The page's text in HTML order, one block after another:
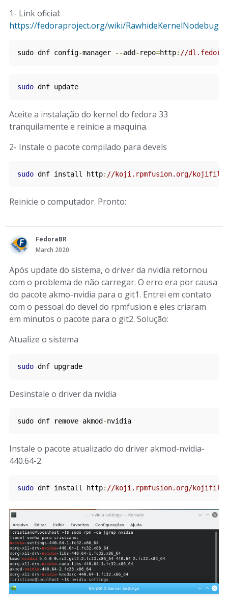
1- Link oficial:
https://fedoraproject.org/wiki/RawhideKernelNodebug
sudo dnf config-manager --add - repo=http: //
sudo dnf update
Aceite a instalação do kernel do fedora 33
tranquilamente e reinicie a maquina.
2- Instale o pacote compilado para devels
sudo dnf install http: //koji.rpmfusion.org/kojifiles/
Reinicie o computador. Pronto:
FedoraBR
March 2020
Após update do sistema, o driver da nvidia retornou
com o problema de não carregar. O erro era por causa
do pacote akmo-nvidia para o git1. Entrei em contato
com o pessoal do devel do rpmfusion e eles criaram
em minutos o pacote para o git2. Solução:
Atualize o sistema
sudo dnf upgrade
Desinstale o driver da nvidia
sudo dnf remove akmod -nvidia
Instale o pacote atualizado do driver akmod-nvidia-
440.64-2.
sudo dnf install http: //koji.rpmfusion.org/kojifiles/